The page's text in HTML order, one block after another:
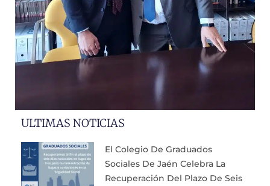
ULTIMAS NOTICIAS
El Colegio De Graduados
Sociales De Jaén Celebra La
Recuperación Del Plazo De Seis